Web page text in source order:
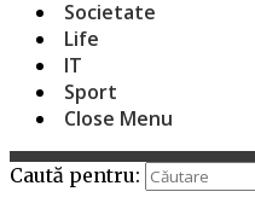
Societate
Life
IT
Sport
Close Menu
Caută pentru: